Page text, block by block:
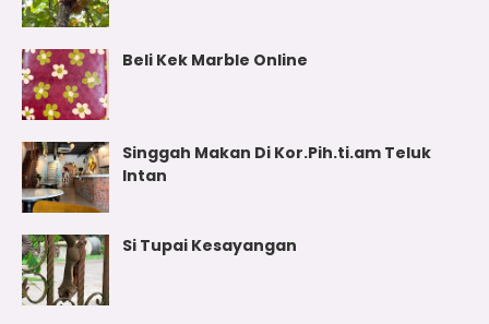
Beli Kek Marble Online
Singgah Makan Di Kor.Pih.ti.am Teluk
Intan
Si Tupai Kesayangan